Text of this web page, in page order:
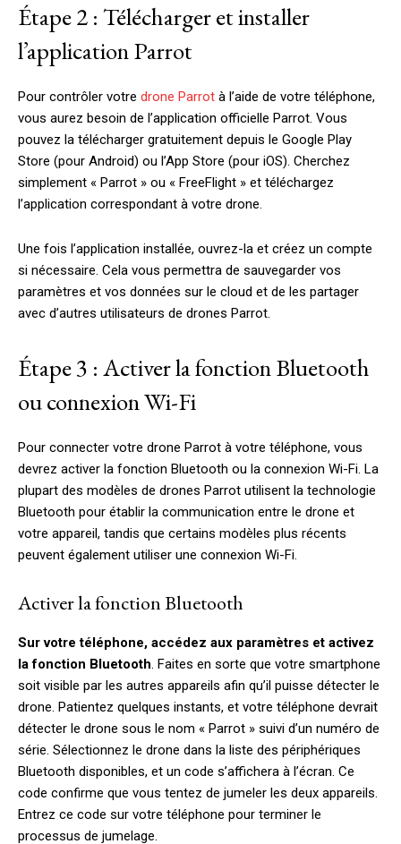
Étape 2 : Télécharger et installer
l’application Parrot
Pour contrôler votre drone Parrot à l’aide de votre téléphone,
vous aurez besoin de l’application officielle Parrot. Vous
pouvez la télécharger gratuitement depuis le Google Play
Store (pour Android) ou l’App Store (pour iOS). Cherchez
simplement « Parrot » ou « FreeFlight » et téléchargez
l’application correspondant à votre drone.
Une fois l’application installée, ouvrez-la et créez un compte
si nécessaire. Cela vous permettra de sauvegarder vos
paramètres et vos données sur le cloud et de les partager
avec d’autres utilisateurs de drones Parrot.
Étape 3 : Activer la fonction Bluetooth
ou connexion Wi-Fi
Pour connecter votre drone Parrot à votre téléphone, vous
devrez activer la fonction Bluetooth ou la connexion Wi-Fi. La
plupart des modèles de drones Parrot utilisent la technologie
Bluetooth pour établir la communication entre le drone et
votre appareil, tandis que certains modèles plus récents
peuvent également utiliser une connexion Wi-Fi.
Activer la fonction Bluetooth
Sur votre téléphone, accédez aux paramètres et activez
la fonction Bluetooth. Faites en sorte que votre smartphone
soit visible par les autres appareils afin qu’il puisse détecter le
drone. Patientez quelques instants, et votre téléphone devrait
détecter le drone sous le nom « Parrot » suivi d’un numéro de
série. Sélectionnez le drone dans la liste des périphériques
Bluetooth disponibles, et un code s’affichera à l’écran. Ce
code confirme que vous tentez de jumeler les deux appareils.
Entrez ce code sur votre téléphone pour terminer le
processus de jumelage.